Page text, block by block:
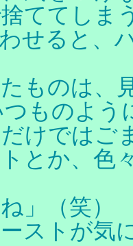
ててしま
わせると、
ものは、
つものよう
けではご
とか、色
」（笑）
ストが気